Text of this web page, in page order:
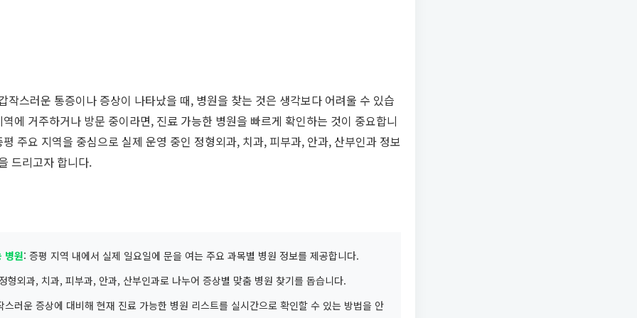
작스러운 통증이나 증상이 나타났을 때, 병원을 찾는 것은 생각보다 어려울 수 있습
에 거주하거나 방문 중이라면, 진료 가능한 병원을 빠르게 확인하는 것이 중요합니
주요 지역을 중심으로 실제 운영 중인 정형외과, 치과, 피부과, 안과, 산부인과 정보
드리고자 합니다.
병원: 증평 지역 내에서 실제 일요일에 문을 여는 주요 과목별 병원 정보를 제공합니다.
형외과, 치과, 피부과, 안과, 산부인과로 나누어 증상별 맞춤 병원 찾기를 돕습니다.
스러운 증상에 대비해 현재 진료 가능한 병원 리스트를 실시간으로 확인할 수 있는 방법을 안